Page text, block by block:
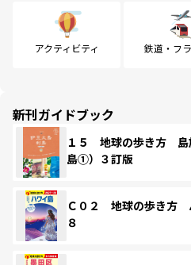
アクティビティ 鉄道・フ
新刊ガイドブック
１５ 地球の歩き方
島①）３訂版
Ｃ０２ 地球の歩き方
８